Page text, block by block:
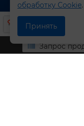
Запрос
обработку Cookie.
Принять